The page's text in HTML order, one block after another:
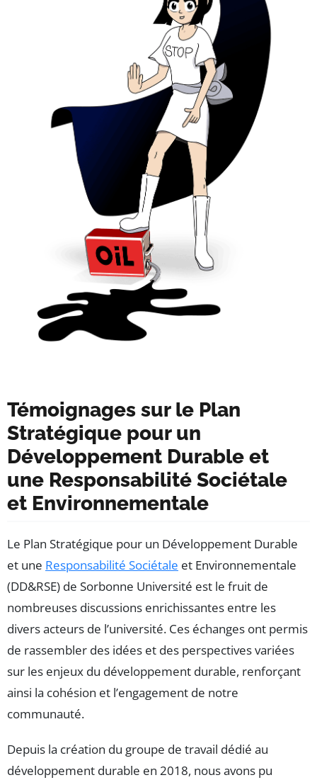
Témoignages sur le Plan
Stratégique pour un
Développement Durable et
une Responsabilité Sociétale
et Environnementale
Le Plan Stratégique pour un Développement Durable
et une Responsabilité Sociétale et Environnementale
(DD&RSE) de Sorbonne Université est le fruit de
nombreuses discussions enrichissantes entre les
divers acteurs de l’université. Ces échanges ont permis
de rassembler des idées et des perspectives variées
sur les enjeux du développement durable, renforçant
ainsi la cohésion et l’engagement de notre
communauté.
Depuis la création du groupe de travail dédié au
développement durable en 2018, nous avons pu